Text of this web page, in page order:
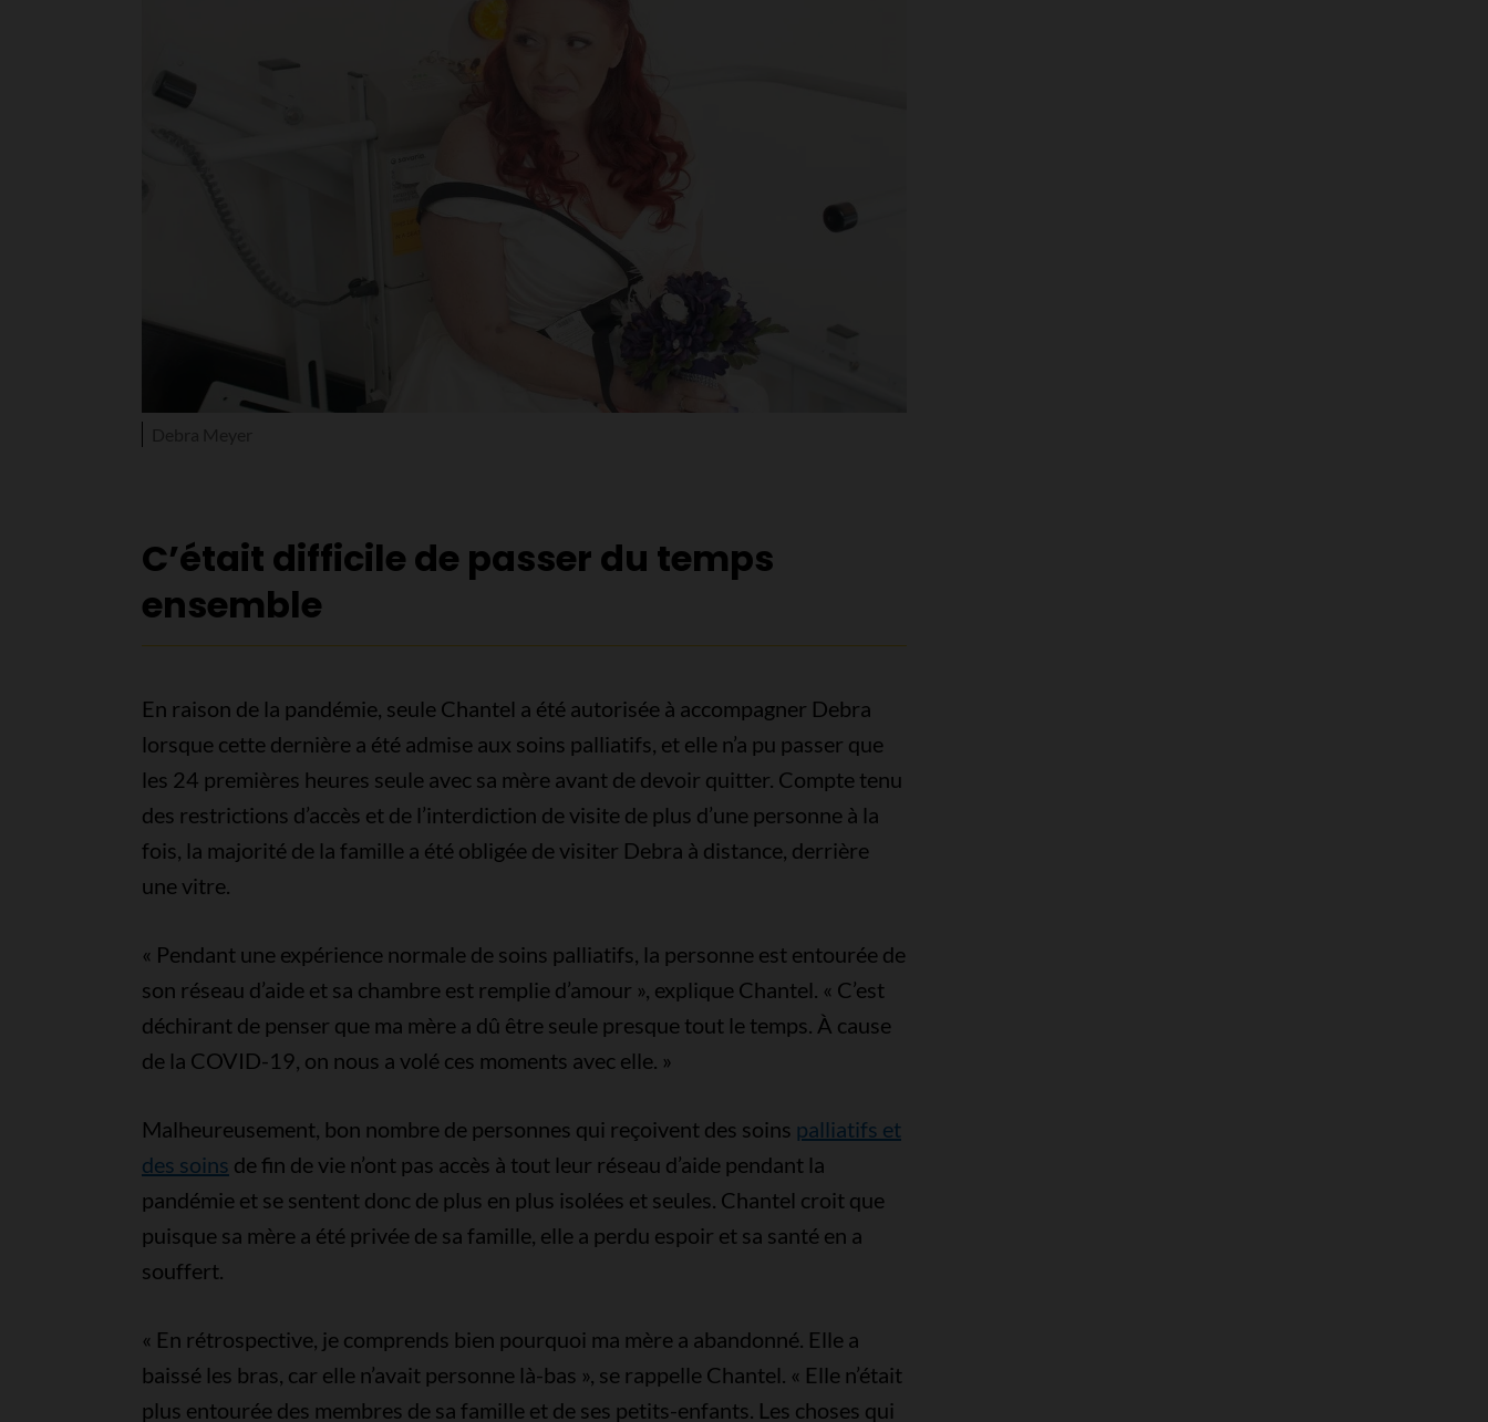
C’était difficile de passer du temps
ensemble
En raison de la pandémie, seule Chantel a été autorisée à accompagner Debra
lorsque cette dernière a été admise aux soins palliatifs, et elle n’a pu passer que
les 24 premières heures seule avec sa mère avant de devoir quitter. Compte tenu
des restrictions d’accès et de l’interdiction de visite de plus d’une personne à la
fois, la majorité de la famille a été obligée de visiter Debra à distance, derrière
une vitre.
« Pendant une expérience normale de soins palliatifs, la personne est entourée de
son réseau d’aide et sa chambre est remplie d’amour », explique Chantel. « C’est
déchirant de penser que ma mère a dû être seule presque tout le temps. À cause
de la COVID-19, on nous a volé ces moments avec elle. »
Malheureusement, bon nombre de personnes qui reçoivent des soins palliatifs et
des soins de fin de vie n’ont pas accès à tout leur réseau d’aide pendant la
pandémie et se sentent donc de plus en plus isolées et seules. Chantel croit que
puisque sa mère a été privée de sa famille, elle a perdu espoir et sa santé en a
souffert.
« En rétrospective, je comprends bien pourquoi ma mère a abandonné. Elle a
baissé les bras, car elle n’avait personne là-bas », se rappelle Chantel. « Elle n’était
plus entourée des membres de sa famille et de ses petits-enfants. Les choses qui